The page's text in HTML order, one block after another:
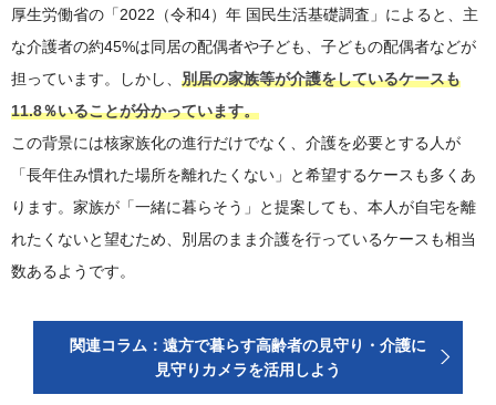
厚生労働省の「2022（令和4）年 国民生活基礎調査」によると、主
な介護者の約45%は同居の配偶者や子ども、子どもの配偶者などが
担っています。しかし、 別居の家族等が介護をしているケースも
11.8％いることが分かっています。
この背景には核家族化の進行だけでなく、介護を必要とする人が
「長年住み慣れた場所を離れたくない」と希望するケースも多くあ
ります。家族が「一緒に暮らそう」と提案しても、本人が自宅を離
れたくないと望むため、別居のまま介護を行っているケースも相当
数あるようです。
関連コラム：遠方で暮らす高齢者の見守り・介護に
見守りカメラを活用しよう